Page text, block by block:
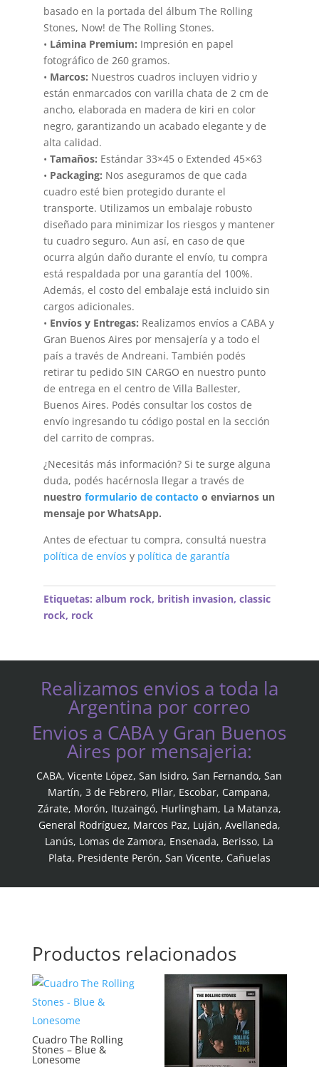
basado en la portada del álbum The Rolling
Stones, Now! de The Rolling Stones.
• Lámina Premium: Impresión en papel
fotográfico de 260 gramos.
• Marcos: Nuestros cuadros incluyen vidrio y
están enmarcados con varilla chata de 2 cm de
ancho, elaborada en madera de kiri en color
negro, garantizando un acabado elegante y de
alta calidad.
• Tamaños: Estándar 33×45 o Extended 45×63
• Packaging: Nos aseguramos de que cada
cuadro esté bien protegido durante el
transporte. Utilizamos un embalaje robusto
diseñado para minimizar los riesgos y mantener
tu cuadro seguro. Aun así, en caso de que
ocurra algún daño durante el envío, tu compra
está respaldada por una garantía del 100%.
Además, el costo del embalaje está incluido sin
cargos adicionales.
• Envíos y Entregas: Realizamos envíos a CABA y
Gran Buenos Aires por mensajería y a todo el
país a través de Andreani. También podés
retirar tu pedido SIN CARGO en nuestro punto
de entrega en el centro de Villa Ballester,
Buenos Aires. Podés consultar los costos de
envío ingresando tu código postal en la sección
del carrito de compras.
¿Necesitás más información? Si te surge alguna
duda, podés hacérnosla llegar a través de
nuestro formulario de contacto o enviarnos un
mensaje por WhatsApp.
Antes de efectuar tu compra, consultá nuestra
política de envíos y política de garantía
Etiquetas: album rock, british invasion, classic
rock, rock
Realizamos envios a toda la
Argentina por correo
Envios a CABA y Gran Buenos
Aires por mensajeria:
CABA, Vicente López, San Isidro, San Fernando, San
Martín, 3 de Febrero, Pilar, Escobar, Campana,
Zárate, Morón, Ituzaingó, Hurlingham, La Matanza,
General Rodríguez, Marcos Paz, Luján, Avellaneda,
Lanús, Lomas de Zamora, Ensenada, Berisso, La
Plata, Presidente Perón, San Vicente, Cañuelas
Productos relacionados
Cuadro The Rolling
Stones – Blue &
Lonesome